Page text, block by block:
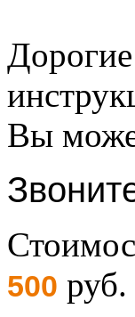
Вы
500 руб.